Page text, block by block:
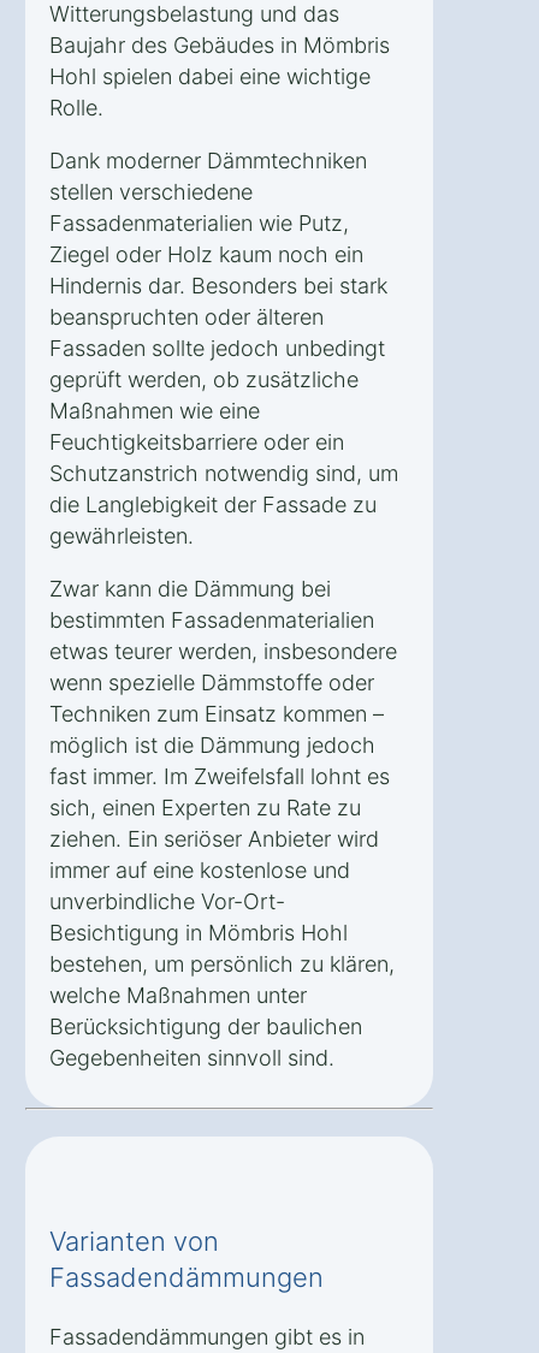
Witterungsbelastung und das
Baujahr des Gebäudes in Mömbris
Hohl spielen dabei eine wichtige
Rolle.
Dank moderner Dämmtechniken
stellen verschiedene
Fassadenmaterialien wie Putz,
Ziegel oder Holz kaum noch ein
Hindernis dar. Besonders bei stark
beanspruchten oder älteren
Fassaden sollte jedoch unbedingt
geprüft werden, ob zusätzliche
Maßnahmen wie eine
Feuchtigkeitsbarriere oder ein
Schutzanstrich notwendig sind, um
die Langlebigkeit der Fassade zu
gewährleisten.
Zwar kann die Dämmung bei
bestimmten Fassadenmaterialien
etwas teurer werden, insbesondere
wenn spezielle Dämmstoffe oder
Techniken zum Einsatz kommen –
möglich ist die Dämmung jedoch
fast immer. Im Zweifelsfall lohnt es
sich, einen Experten zu Rate zu
ziehen. Ein seriöser Anbieter wird
immer auf eine kostenlose und
unverbindliche Vor-Ort-
Besichtigung in Mömbris Hohl
bestehen, um persönlich zu klären,
welche Maßnahmen unter
Berücksichtigung der baulichen
Gegebenheiten sinnvoll sind.
Varianten von
Fassadendämmungen
Fassadendämmungen gibt es in